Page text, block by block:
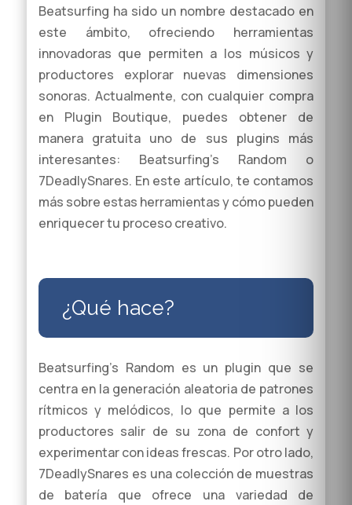
Beatsurfing ha sido un nombre destacado en
este ámbito, ofreciendo herramientas
innovadoras que permiten a los músicos y
productores explorar nuevas dimensiones
sonoras. Actualmente, con cualquier compra
en Plugin Boutique, puedes obtener de
manera gratuita uno de sus plugins más
interesantes: Beatsurfing’s Random o
7DeadlySnares. En este artículo, te contamos
más sobre estas herramientas y cómo pueden
enriquecer tu proceso creativo.
¿Qué hace?
Beatsurfing’s Random es un plugin que se
centra en la generación aleatoria de patrones
rítmicos y melódicos, lo que permite a los
productores salir de su zona de confort y
experimentar con ideas frescas. Por otro lado,
7DeadlySnares es una colección de muestras
de batería que ofrece una variedad de